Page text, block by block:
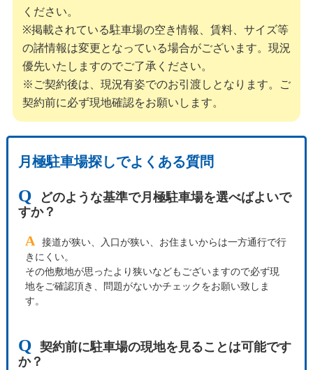
ください。
※掲載されている駐車場の空き情報、賃料、サイズ等
の諸情報は変更となっている場合がございます。現況
優先いたしますのでご了承ください。
※ご契約後は、現況有姿でのお引渡しとなります。ご
契約前に必ず現地確認をお願いします。
月極駐車場探しでよくある質問
Q
どのような基準で月極駐車場を選べばよいで
すか？
A
接道が狭い、入口が狭い、お住まいからは一方通行で行
きにくい。
その他敷地が思ったより狭いなどもございますので必ず現
地をご確認頂き、問題がないかチェックをお願い致しま
す。
Q
契約前に駐車場の現地を見ることは可能です
か？